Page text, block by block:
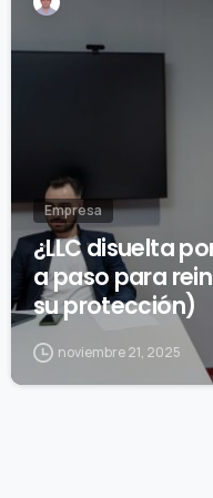
Empresa
¿LLC disuelta
a paso para
su protección)
noviembre 21, 2025